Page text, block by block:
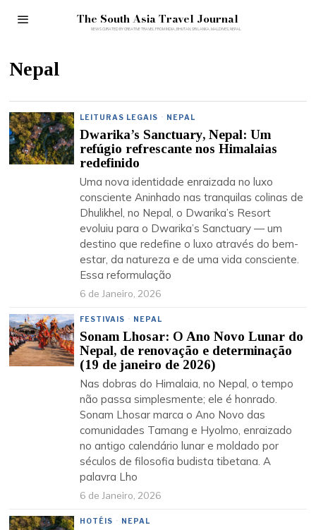
The South Asia Travel Journal
Nepal
LEITURAS LEGAIS · NEPAL
Dwarika’s Sanctuary, Nepal: Um
refúgio refrescante nos Himalaias
redefinido
Uma nova identidade enraizada no luxo
consciente Aninhado nas tranquilas colinas de
Dhulikhel, no Nepal, o Dwarika’s Resort
evoluiu para o Dwarika’s Sanctuary — um
destino que redefine o luxo através do bem-
estar, da natureza e de uma vida consciente.
Essa reformulação
6 de Janeiro, 2026
FESTIVAIS · NEPAL
Sonam Lhosar: O Ano Novo Lunar do
Nepal, de renovação e determinação
(19 de janeiro de 2026)
Nas dobras do Himalaia, no Nepal, o tempo
não passa simplesmente; ele é honrado.
Sonam Lhosar marca o Ano Novo das
comunidades Tamang e Hyolmo, enraizado
no antigo calendário lunar e moldado por
séculos de filosofia budista tibetana. A
palavra Lho
6 de Janeiro, 2026
HOTÉIS · NEPAL